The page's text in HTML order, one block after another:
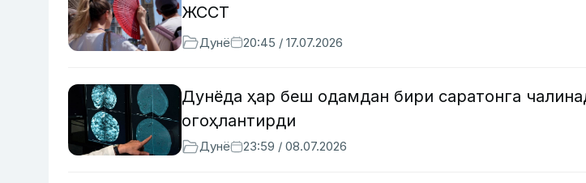
ЖССТ
Дунё 20:45 / 17.07.2026
Дунёда ҳар беш одамдан бири саратонга
огоҳлантирди
Дунё 23:59 / 08.07.2026